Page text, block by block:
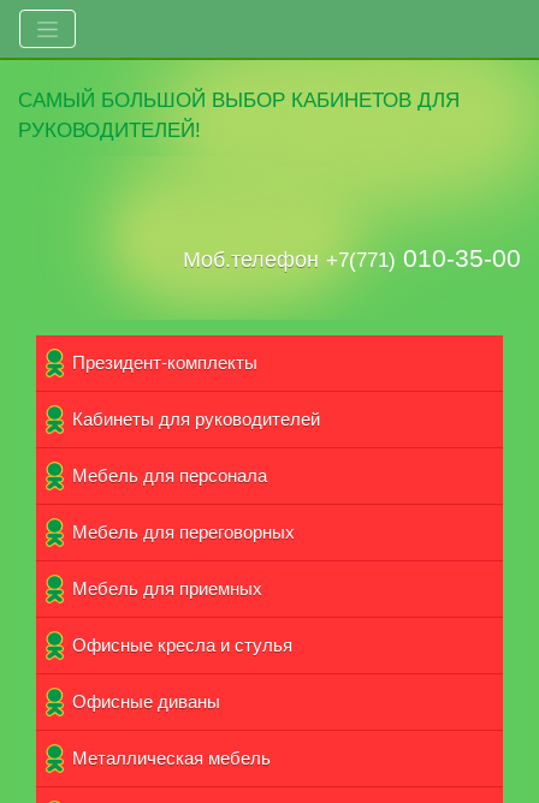
САМЫЙ БОЛЬШОЙ ВЫБОР КАБИНЕТОВ ДЛЯ
РУКОВОДИТЕЛЕЙ!
Моб.телефон +7(771) 010-35-00
Президент-комплекты
Кабинеты для руководителей
Мебель для персонала
Мебель для переговорных
Мебель для приемных
Офисные кресла и стулья
Офисные диваны
Металлическая мебель